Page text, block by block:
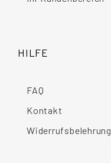
HILFE
FAQ
Kontakt
Widerrufsbelehrung